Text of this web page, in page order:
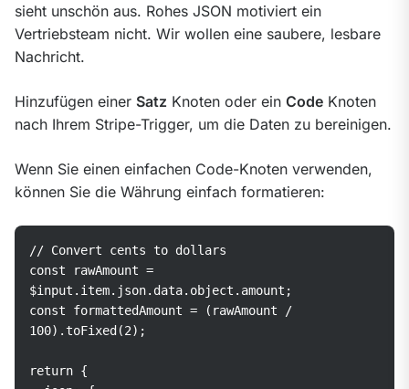
sieht unschön aus. Rohes JSON motiviert ein
Vertriebsteam nicht. Wir wollen eine saubere, lesbare
Nachricht.
Hinzufügen einer Satz Knoten oder ein Code Knoten
nach Ihrem Stripe-Trigger, um die Daten zu bereinigen.
Wenn Sie einen einfachen Code-Knoten verwenden,
können Sie die Währung einfach formatieren:
// Convert cents to dollars
const rawAmount =
$input.item.json.data.object.amount;
const formattedAmount = (rawAmount /
100).toFixed(2);
return {